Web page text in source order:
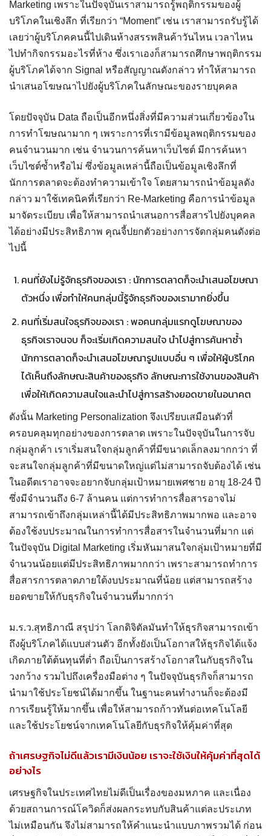
Marketing เพราะในปัจจุบันเราสามารถรู้พฤติกรรมของผู้
บริโภคในเชิงลึก ที่เรียกว่า “Moment” เช่น เราสามารถรับรู้ได้
เลยว่าผู้บริโภคคนนี้ไปเดินห้างสรรพสินค้าวันไหน เวลาไหน
ไปทำกิจกรรมอะไรที่ห้าง ซึ่งเราเองก็สามารถศึกษาพฤติกรรม
ผู้บริโภคได้จาก Signal หรือสัญญาณดังกล่าว ทำให้สามารถ
นำเสนอโฆษณาไปยังผู้บริโภคในลักษณะของรายบุคคล
โดยปัจจุบัน Data ถือเป็นอีกหนึ่งสิ่งที่มีความส่วนเกี่ยวข้องใน
การทำโฆษณามาก ๆ เพราะการที่เรามีข้อมูลพฤติกรรมของ
คนจำนวนมาก เช่น จำนวนการค้นหาเว็บไซต์ มีการค้นหา
เว็บไซต์ซ้ำหรือไม่ ซึ่งข้อมูลเหล่านี้ถือเป็นข้อมูลเชิงลึกที่
นักการตลาดจะต้องทำความเข้าใจ โดยสามารถนำข้อมูลดัง
กล่าว มาใช้เทคนิคที่เรียกว่า Re-Marketing คือการนำข้อมูล
มาจัดระเบียบ เพื่อให้สามารถนำเสนอการสื่อสารไปยังบุคคล
ได้อย่างมีประสิทธิภาพ คุณจี้ปยกตัวอย่างการจัดกลุ่มคนดังต่อ
ไปนี้
คนที่ยังไม่รู้จักธุรกิจของเรา : นักการตลาดก็จะนำเสนอโฆษณา
ตัวหนึ่ง เพื่อทำให้คนกลุ่มนี้รู้จักธุรกิจของเรามากยิ่งขึ้น
คนที่เริ่มสนใจธุรกิจของเรา : พอคนกลุ่มแรกดูโฆษณาของ
ธุรกิจเราจนจบ ก็จะเริ่มเกิดความสนใจ นำไปสู่การค้นหาซ้ำ
นักการตลาดก็จะนำเสนอโฆษณารูปแบบอื่น ๆ เพื่อให้ผู้บริโภค
ได้เห็นถึงลักษณะสินค้าของธุรกิจ ลักษณะการใช้งานของสินค้า
เพื่อให้เกิดความสนใจและนำไปสู่การสร้างยอดขายในอนาคต
ดังนั้น Marketing Personalization จึงเปรียบเสมือนตัวที่
ครอบคลุมทุกอย่างของการตลาด เพราะในปัจจุบันในการจับ
กลุ่มลูกค้า เราเริ่มสนใจกลุ่มลูกค้าที่มีขนาดเล็กลงมากกว่า ที่
จะสนใจกลุ่มลูกค้าที่มีขนาดใหญ่แต่ไม่สามารถจับต้องได้ เช่น
ในอดีตเราอาจจะอยากจับกลุ่มเป้าหมายเพศชาย อายุ 18-24 ปี
ซึ่งมีจำนวนถึง 6-7 ล้านคน แต่การทำการสื่อสารอาจไม่
สามารถเข้าถึงกลุ่มเหล่านี้ได้มีประสิทธิภาพมากพอ และอาจ
ต้องใช้งบประมาณในการทำการสื่อสารในจำนวนที่มาก แต่
ในปัจจุบัน Digital Marketing เริ่มหันมาสนใจกลุ่มเป้าหมายที่มี
จำนวนน้อยแต่มีประสิทธิภาพมากกว่า เพราะสามารถทำการ
สื่อสารการตลาดภายใต้งบประมาณที่น้อย แต่สามารถสร้าง
ยอดขายให้กับธุรกิจในจำนวนที่มากกว่า
ม.ร.ว.สุทธิภาณี สรุปว่า โลกดิจิตัลมันทำให้ธุรกิจสามารถเข้า
ถึงผู้บริโภคได้แบบส่วนตัว อีกทั้งยังเป็นโอกาสให้ธุรกิจได้แจ้ง
เกิดภายใต้ต้นทุนที่ต่ำ ถือเป็นการสร้างโอกาสในกับธุรกิจใน
วงกว้าง รวมไปถึงเครื่องมือต่าง ๆ ในปัจจุบันธุรกิจก็สามารถ
นำมาใช้ประโยชน์ได้มากขึ้น ในฐานะคนทำงานก็จะต้องมี
การเรียนรู้ให้มากขึ้น เพื่อให้สามารถก้าวทันต่อเทคโนโลยี
และใช้ประโยชน์จากเทคโนโลยีกับธุรกิจให้คุ้มค่าที่สุด
ถ้าเศรษฐกิจไม่ดีแล้วเรามีเงินน้อย เราจะใช้เงินให้คุ้มค่าที่สุดได้
อย่างไร
เศรษฐกิจในประเทศไทยไม่ดีเป็นเรื่องของมหภาค และเนื่อง
ด้วยสถานการณ์โควิดก็ส่งผลกระทบกับสินค้าแต่ละประเภท
ไม่เหมือนกัน จึงไม่สามารถให้คำแนะนำแบบภาพรวมได้ ก่อน